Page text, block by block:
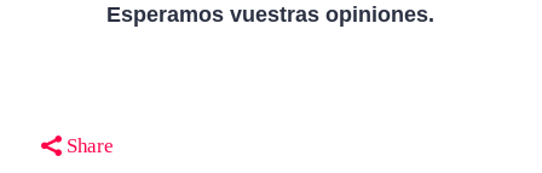
Esperamos vuestras opiniones.
Share